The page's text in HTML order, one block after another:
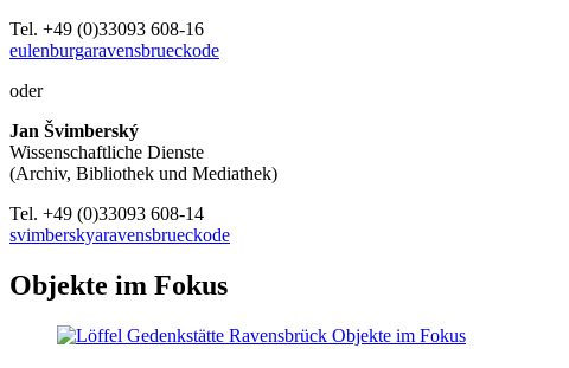
Tel. +49 (0)33093 608-16
eulenburgaravensbrueckode
oder
Jan Švimberský
Wissenschaftliche Dienste
(Archiv, Bibliothek und Mediathek)
Tel. +49 (0)33093 608-14
svimberskyaravensbrueckode
Objekte im Fokus